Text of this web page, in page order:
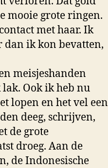
mooie grote ringen.
met haar. Ik
dan ik kon bevatten,
meisjeshanden
Ook ik heb nu
lopen en het vel een
deeg, schrijven,
de grote
droeg. Aan de
de Indonesische